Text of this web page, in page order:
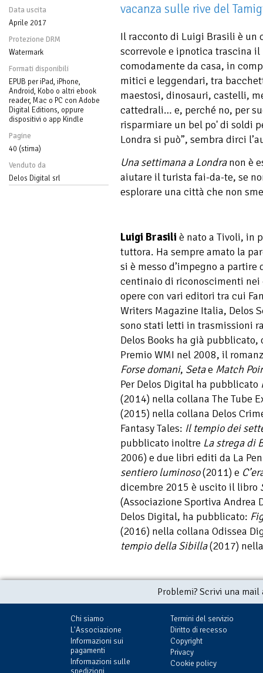
Data uscita
Aprile 2017
Protezione DRM
Watermark
Formati disponibili
EPUB per iPad, iPhone,
Android, Kobo o altri ebook
reader, Mac o PC con Adobe
Digital Editions, oppure
dispositivi o app Kindle
Pagine
40 (stima)
Venduto da
Delos Digital srl
vacanza sulle rive del
Il racconto di Luigi Brasili è
scorrevole e ipnotica trascina
comodamente da casa, in
mitici e leggendari, tra
maestosi, dinosauri, castelli,
cattedrali… e, perché no, per
risparmiare un bel po' di soldi
Londra si può”, sembra dirci
Una settimana a Londranon è
aiutare il turista fai-da-te, se
esplorare una città che non
Luigi Brasili è nato a Tivoli, in
tuttora. Ha sempre amato la
si è messo d’impegno a
centinaio di riconoscimenti
opere con vari editori tra cui
Writers Magazine Italia, Delos
sono stati letti in trasmissioni
Delos Books ha già
Premio WMI nel 2008, il
Forse domani, Setae Match
Per Delos Digital ha pubblicato
(2014) nella collana The Tube
(2015) nella collana Delos
Fantasy Tales: Il tempio dei
pubblicato inoltre La strega di
2006) e due libri editi da La
sentiero luminoso(2011) e
dicembre 2015 è uscito il libro
(Associazione Sportiva Andrea
Delos Digital, ha pubblicato:
(2016) nella collana Odissea
tempio della Sibilla(2017)
Problemi? Scrivi una
Chi siamo
L'Associazione
Informazioni sui
pagamenti
Informazioni sulle
spedizioni
Termini del servizio
Diritto di recesso
Copyright
Privacy
Cookie policy